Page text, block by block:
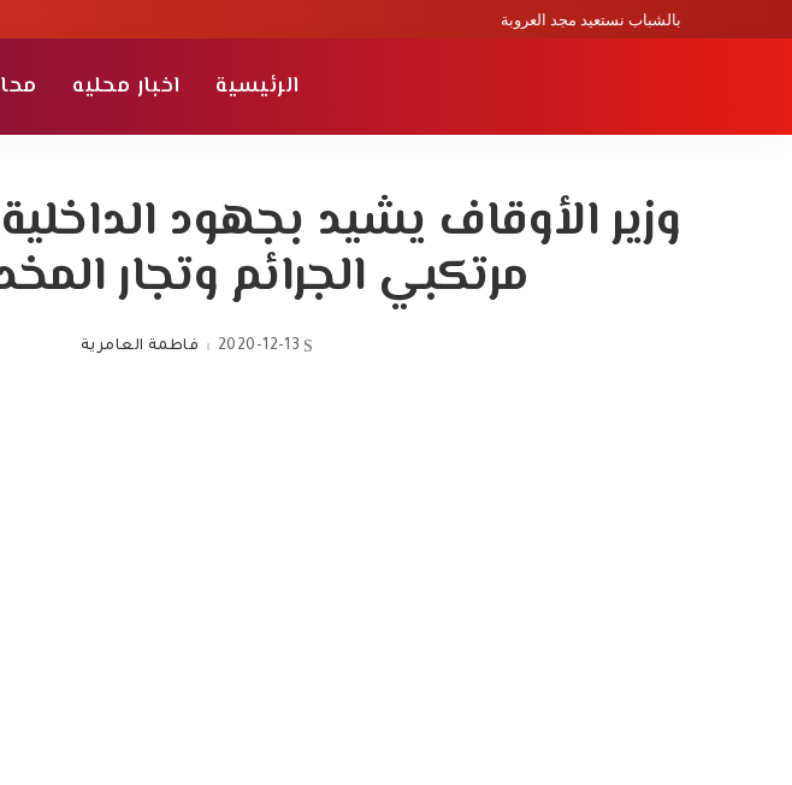
بالشباب نستعيد مجد العروبة
الرئيسية اخبار محليه
وزير الأوقاف يشيد بجهود
مرتكبي الجرائم وتجار
2020-12-13
Posted
فاطمة العامرية